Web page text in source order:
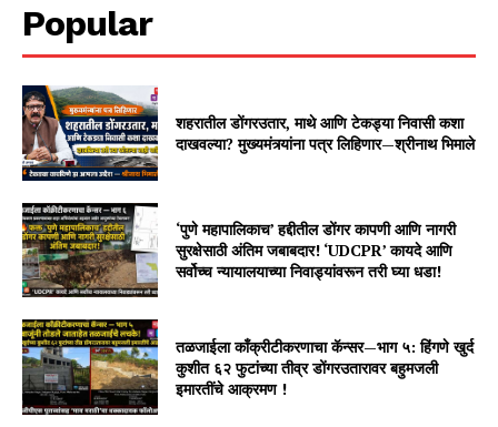
Popular
शहरातील डोंगरउतार, माथे आणि टेकड्या निवासी कशा
दाखवल्या? मुख्यमंत्र्यांना पत्र लिहिणार—श्रीनाथ भिमाले
‘पुणे महापालिकाच’ हद्दीतील डोंगर कापणी आणि नागरी
सुरक्षेसाठी अंतिम जबाबदार! ‘UDCPR’ कायदे आणि
सर्वोच्च न्यायालयाच्या निवाड्यांवरून तरी घ्या धडा!
तळजाईला काँक्रीटीकरणाचा कॅन्सर—भाग ५: हिंगणे खुर्द
कुशीत ६२ फुटांच्या तीव्र डोंगरउतारावर बहुमजली
इमारतींचे आक्रमण !